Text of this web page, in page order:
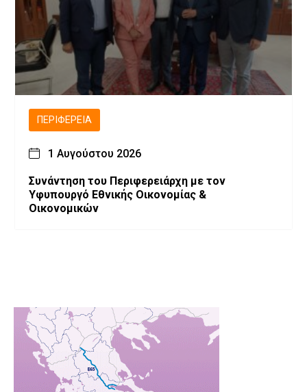
ΠΕΡΙΦΈΡΕΙΑ
1 Αυγούστου 2026
Συνάντηση του Περιφερειάρχη με τον
Υφυπουργό Εθνικής Οικονομίας &
Οικονομικών